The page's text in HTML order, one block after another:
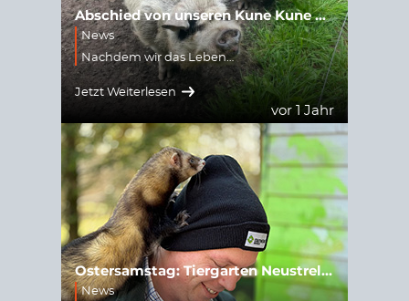
Abschied von unseren Kune Kune Schweinen
News
Nachdem wir das Leben…
Jetzt Weiterlesen
vor 1 Jahr
Ostersamstag: Tiergarten Neustrelitz startet in die Saison
News